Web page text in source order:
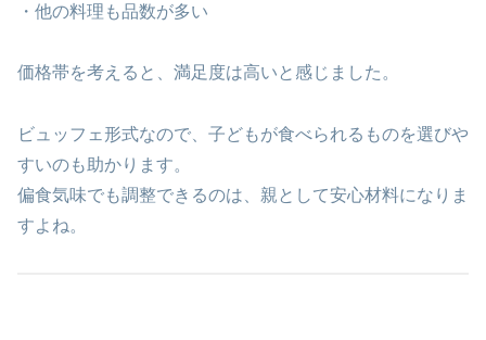
・他の料理も品数が多い
価格帯を考えると、満足度は高いと感じました。
ビュッフェ形式なので、子どもが食べられるものを選びや
すいのも助かります。
偏食気味でも調整できるのは、親として安心材料になりま
すよね。